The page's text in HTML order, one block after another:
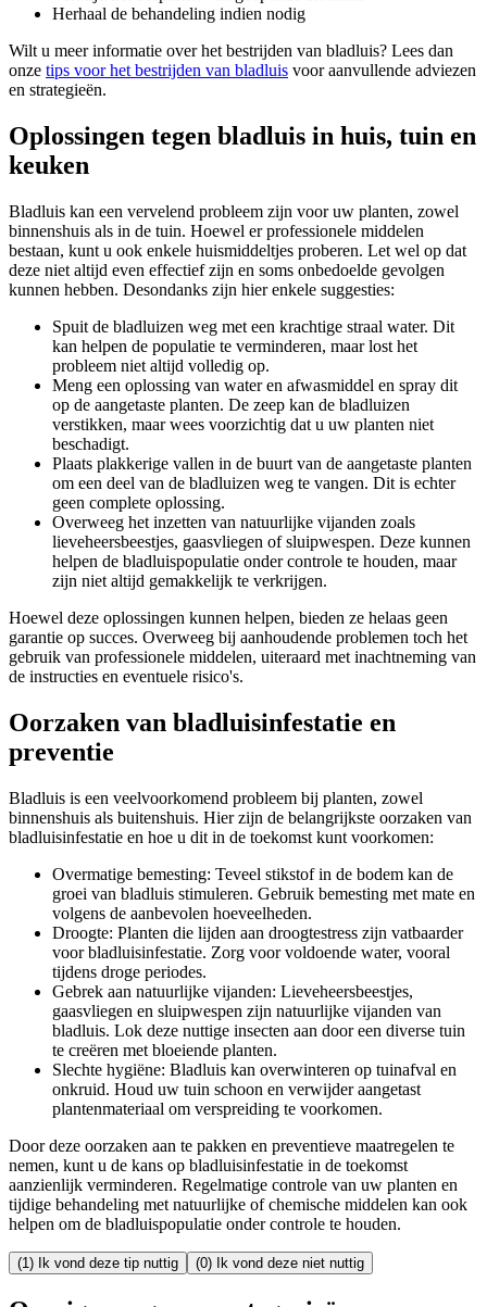
Herhaal de behandeling indien nodig
Wilt u meer informatie over het bestrijden van bladluis? Lees dan
onze tips voor het bestrijden van bladluis voor aanvullende adviezen
en strategieën.
Oplossingen tegen bladluis in huis, tuin en
keuken
Bladluis kan een vervelend probleem zijn voor uw planten, zowel
binnenshuis als in de tuin. Hoewel er professionele middelen
bestaan, kunt u ook enkele huismiddeltjes proberen. Let wel op dat
deze niet altijd even effectief zijn en soms onbedoelde gevolgen
kunnen hebben. Desondanks zijn hier enkele suggesties:
Spuit de bladluizen weg met een krachtige straal water. Dit
kan helpen de populatie te verminderen, maar lost het
probleem niet altijd volledig op.
Meng een oplossing van water en afwasmiddel en spray dit
op de aangetaste planten. De zeep kan de bladluizen
verstikken, maar wees voorzichtig dat u uw planten niet
beschadigt.
Plaats plakkerige vallen in de buurt van de aangetaste planten
om een deel van de bladluizen weg te vangen. Dit is echter
geen complete oplossing.
Overweeg het inzetten van natuurlijke vijanden zoals
lieveheersbeestjes, gaasvliegen of sluipwespen. Deze kunnen
helpen de bladluispopulatie onder controle te houden, maar
zijn niet altijd gemakkelijk te verkrijgen.
Hoewel deze oplossingen kunnen helpen, bieden ze helaas geen
garantie op succes. Overweeg bij aanhoudende problemen toch het
gebruik van professionele middelen, uiteraard met inachtneming van
de instructies en eventuele risico's.
Oorzaken van bladluisinfestatie en
preventie
Bladluis is een veelvoorkomend probleem bij planten, zowel
binnenshuis als buitenshuis. Hier zijn de belangrijkste oorzaken van
bladluisinfestatie en hoe u dit in de toekomst kunt voorkomen:
Overmatige bemesting: Teveel stikstof in de bodem kan de
groei van bladluis stimuleren. Gebruik bemesting met mate en
volgens de aanbevolen hoeveelheden.
Droogte: Planten die lijden aan droogtestress zijn vatbaarder
voor bladluisinfestatie. Zorg voor voldoende water, vooral
tijdens droge periodes.
Gebrek aan natuurlijke vijanden: Lieveheersbeestjes,
gaasvliegen en sluipwespen zijn natuurlijke vijanden van
bladluis. Lok deze nuttige insecten aan door een diverse tuin
te creëren met bloeiende planten.
Slechte hygiëne: Bladluis kan overwinteren op tuinafval en
onkruid. Houd uw tuin schoon en verwijder aangetast
plantenmateriaal om verspreiding te voorkomen.
Door deze oorzaken aan te pakken en preventieve maatregelen te
nemen, kunt u de kans op bladluisinfestatie in de toekomst
aanzienlijk verminderen. Regelmatige controle van uw planten en
tijdige behandeling met natuurlijke of chemische middelen kan ook
helpen om de bladluispopulatie onder controle te houden.
(1) Ik vond deze tip nuttig (0) Ik vond deze niet nuttig